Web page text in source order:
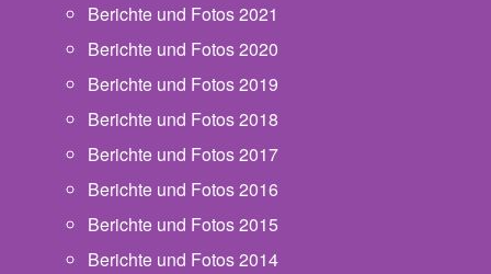
Berichte und Fotos 2021
Berichte und Fotos 2020
Berichte und Fotos 2019
Berichte und Fotos 2018
Berichte und Fotos 2017
Berichte und Fotos 2016
Berichte und Fotos 2015
Berichte und Fotos 2014